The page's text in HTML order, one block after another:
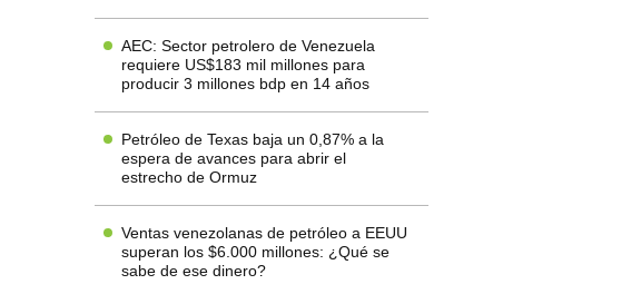
AEC: Sector petrolero de Venezuela
requiere US$183 mil millones para
producir 3 millones bdp en 14 años
Petróleo de Texas baja un 0,87% a la
espera de avances para abrir el
estrecho de Ormuz
Ventas venezolanas de petróleo a EEUU
superan los $6.000 millones: ¿Qué se
sabe de ese dinero?